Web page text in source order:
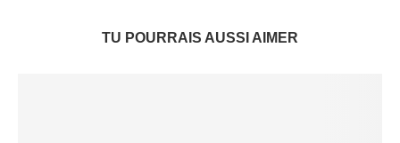
TU POURRAIS AUSSI AIMER